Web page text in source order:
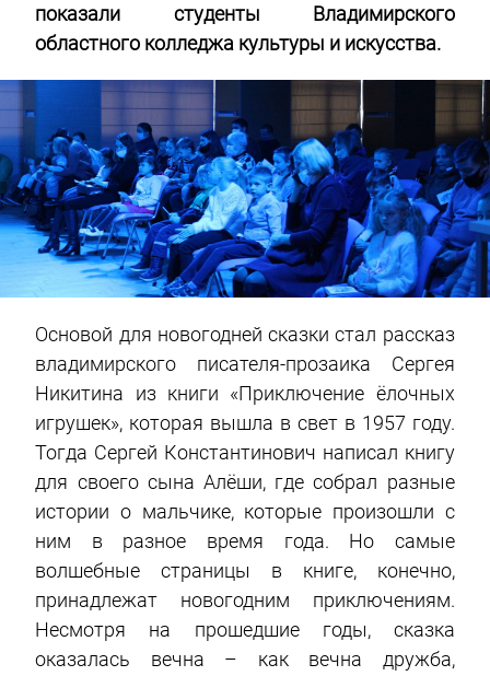
показали студенты Владимирского
областного колледжа культуры и искусства.
Основой для новогодней сказки стал рассказ
владимирского писателя-прозаика Сергея
Никитина из книги «Приключение ёлочных
игрушек», которая вышла в свет в 1957 году.
Тогда Сергей Константинович написал книгу
для своего сына Алёши, где собрал разные
истории о мальчике, которые произошли с
ним в разное время года. Но самые
волшебные страницы в книге, конечно,
принадлежат новогодним приключениям.
Несмотря на прошедшие годы, сказка
оказалась вечна – как вечна дружба,